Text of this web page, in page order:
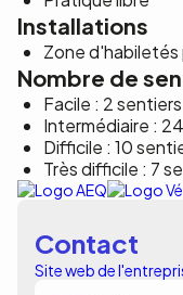
Installations
Zone d'habiletés
Nombre de
Facile : 2 sentiers
Intermédiaire :
Difficile : 10
Très difficile : 7
Contact
Site web de